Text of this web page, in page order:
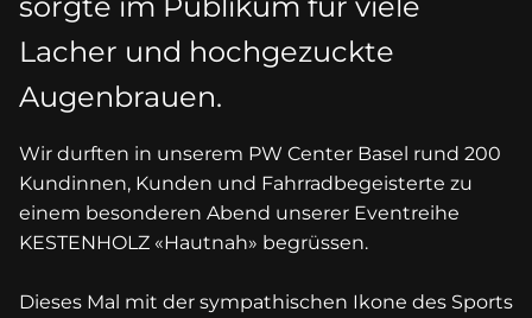
Lacher und hochgezuckte
Augenbrauen.
Wir durften in unserem PW Center Basel rund 200
Kundinnen, Kunden und Fahrradbegeisterte zu
einem besonderen Abend unserer Eventreihe
KESTENHOLZ «Hautnah» begrüssen.
Dieses Mal mit der sympathischen Ikone des Sports